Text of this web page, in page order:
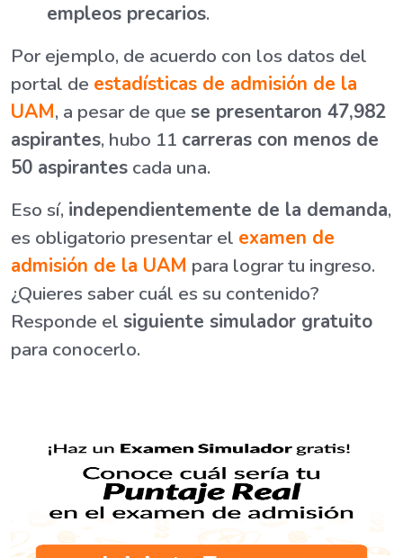
empleos precarios.
Por ejemplo, de acuerdo con los datos del
portal de estadísticas de admisión de la
UAM, a pesar de que se presentaron 47,982
aspirantes, hubo 11 carreras con menos de
50 aspirantes cada una.
Eso sí, independientemente de la demanda,
es obligatorio presentar el examen de
admisión de la UAM para lograr tu ingreso.
¿Quieres saber cuál es su contenido?
Responde el siguiente simulador gratuito
para conocerlo.